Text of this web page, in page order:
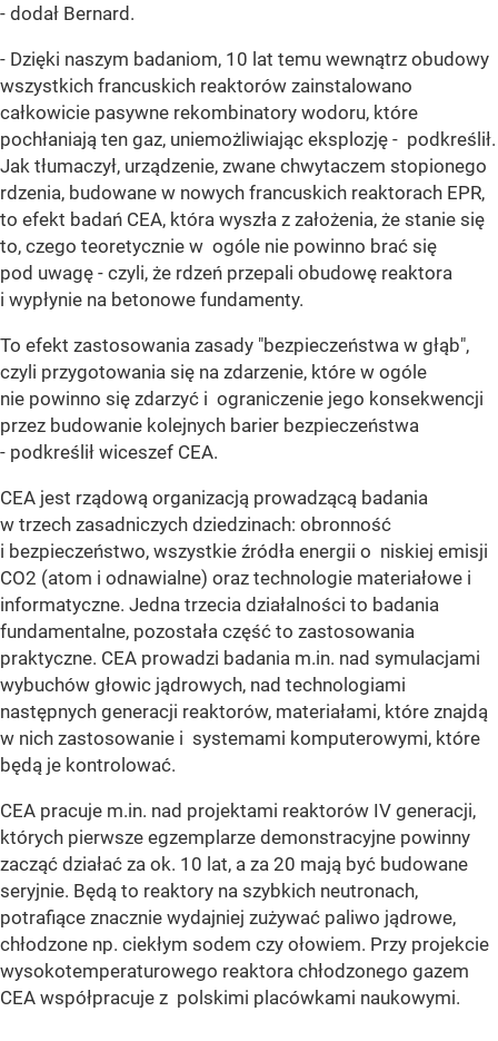
- dodał Bernard.
- Dzięki naszym badaniom, 10 lat temu wewnątrz obudowy
wszystkich francuskich reaktorów zainstalowano
całkowicie pasywne rekombinatory wodoru, które
pochłaniają ten gaz, uniemożliwiając eksplozję - podkreślił.
Jak tłumaczył, urządzenie, zwane chwytaczem stopionego
rdzenia, budowane w nowych francuskich reaktorach EPR,
to efekt badań CEA, która wyszła z założenia, że stanie się
to, czego teoretycznie w ogóle nie powinno brać się
pod uwagę - czyli, że rdzeń przepali obudowę reaktora
i wypłynie na betonowe fundamenty.
To efekt zastosowania zasady "bezpieczeństwa w głąb",
czyli przygotowania się na zdarzenie, które w ogóle
nie powinno się zdarzyć i ograniczenie jego konsekwencji
przez budowanie kolejnych barier bezpieczeństwa
- podkreślił wiceszef CEA.
CEA jest rządową organizacją prowadzącą badania
w trzech zasadniczych dziedzinach: obronność
i bezpieczeństwo, wszystkie źródła energii o niskiej emisji
CO2 (atom i odnawialne) oraz technologie materiałowe i
informatyczne. Jedna trzecia działalności to badania
fundamentalne, pozostała część to zastosowania
praktyczne. CEA prowadzi badania m.in. nad symulacjami
wybuchów głowic jądrowych, nad technologiami
następnych generacji reaktorów, materiałami, które znajdą
w nich zastosowanie i systemami komputerowymi, które
będą je kontrolować.
CEA pracuje m.in. nad projektami reaktorów IV generacji,
których pierwsze egzemplarze demonstracyjne powinny
zacząć działać za ok. 10 lat, a za 20 mają być budowane
seryjnie. Będą to reaktory na szybkich neutronach,
potrafiące znacznie wydajniej zużywać paliwo jądrowe,
chłodzone np. ciekłym sodem czy ołowiem. Przy projekcie
wysokotemperaturowego reaktora chłodzonego gazem
CEA współpracuje z polskimi placówkami naukowymi.